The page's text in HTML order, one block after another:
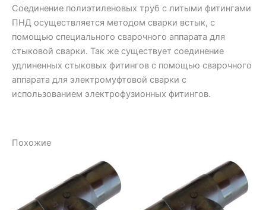
Соединение полиэтиленовых труб с литыми фитингами
ПНД осуществляется методом сварки встык, с
помощью специального сварочного аппарата для
стыковой сварки. Так же существует соединение
удлиненных стыковых фитингов с помощью сварочного
аппарата для электромуфтовой сварки с
использованием электрофузионных фитингов.
Похожие